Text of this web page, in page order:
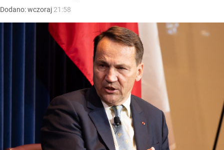
Dodano:wczoraj 21:58